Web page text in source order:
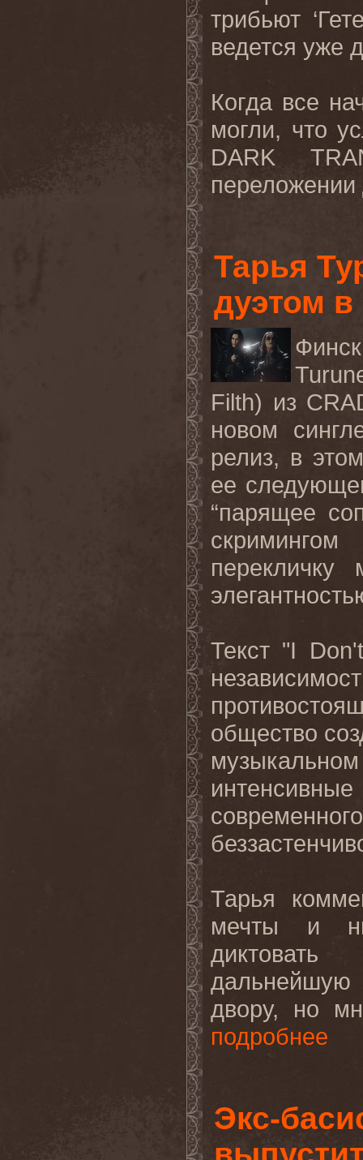
трибьют
ведется уже
Когда все
могли, что
DARK
переложении
Тарья
дуэтом
Filth) из
новом
релиз, в
ее
“парящее
перекличку
Текст "I
общество
Тарья
мечты и
двору, но
подробнее
Экс-